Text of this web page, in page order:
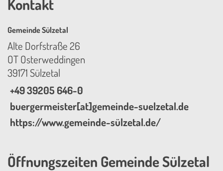
Kontakt
Gemeinde Sülzetal
Alte Dorfstraße 26
OT Osterweddingen
39171 Sülzetal
+49 39205 646-0
buergermeister[at]gemeinde-suelzetal.de
https://www.gemeinde-sülzetal.de/
Öffnungszeiten Gemeinde Sülzetal